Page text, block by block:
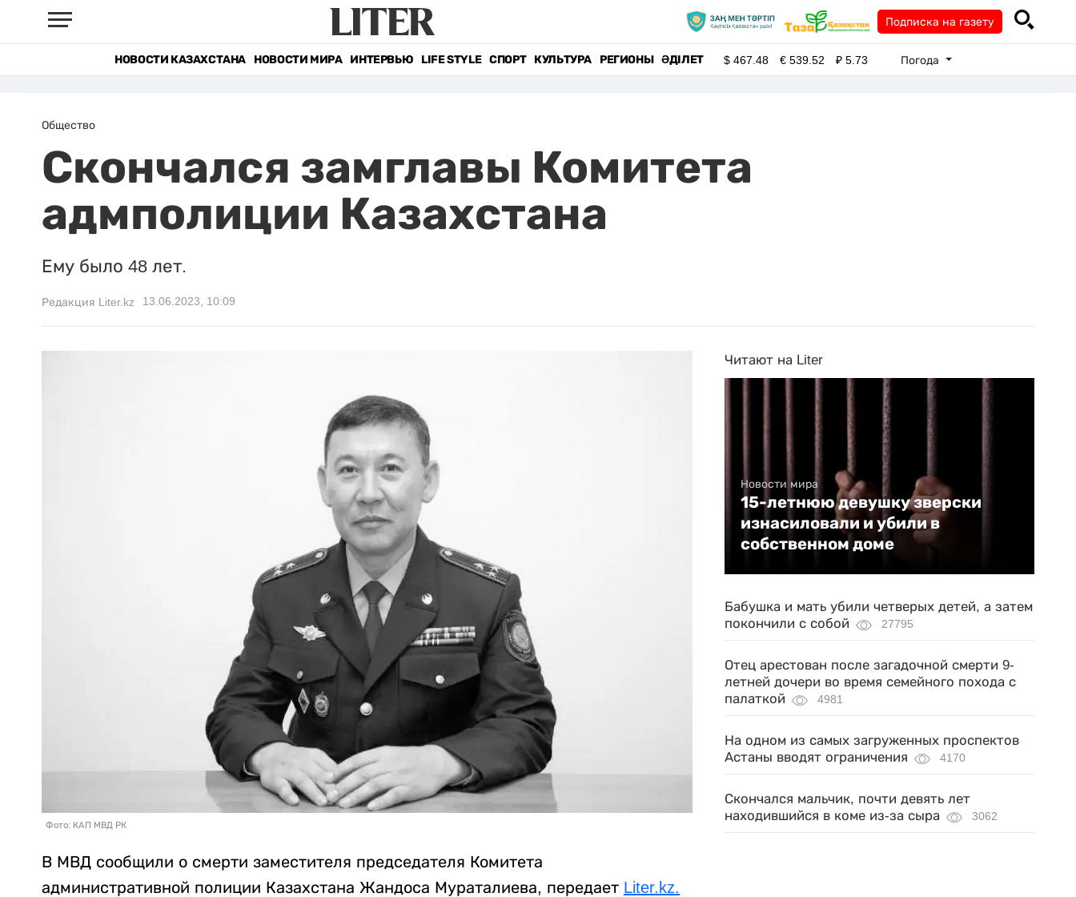
Подписка на газету
НОВОСТИ КАЗАХСТАНА НОВОСТИ МИРА ИНТЕРВЬЮ LIFE STYLE СПОРТ КУЛЬТУРА РЕГИОНЫ ӘДІЛЕТ $467.48 €539.52 ₽5.73 Погода
Общество
Скончался замглавы Комитета
адмполиции Казахстана
Ему было 48 лет.
Редакция Liter.kz 13.06.2023, 10:09
Фото: КАП МВД РК
В МВД сообщили о смерти заместителя председателя Комитета
административной полиции Казахстана Жандоса Мураталиева, передает Liter.kz.
Читают на Liter
Новости мира
15-летнюю девушку зверски
изнасиловали и убили в
собственном доме
Бабушка и мать убили четверых детей, а затем
покончили с собой
27795
Отец арестован после загадочной смерти 9-
летней дочери во время семейного похода с
палаткой
4981
На одном из самых загруженных проспектов
Астаны вводят ограничения
4170
Скончался мальчик, почти девять лет
находившийся в коме из-за сыра
3062